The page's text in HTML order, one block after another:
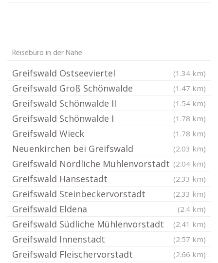
Reisebüro in der Nähe
Greifswald Ostseeviertel (1.34 km)
Greifswald Groß Schönwalde (1.47 km)
Greifswald Schönwalde II (1.54 km)
Greifswald Schönwalde I (1.78 km)
Greifswald Wieck (1.78 km)
Neuenkirchen bei Greifswald (2.03 km)
Greifswald Nördliche Mühlenvorstadt (2.04 km)
Greifswald Hansestadt (2.33 km)
Greifswald Steinbeckervorstadt (2.33 km)
Greifswald Eldena (2.4 km)
Greifswald Südliche Mühlenvorstadt (2.41 km)
Greifswald Innenstadt (2.57 km)
Greifswald Fleischervorstadt (2.66 km)